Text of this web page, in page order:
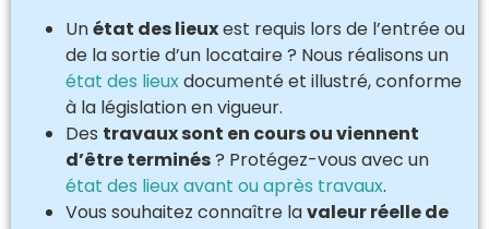
Unétat des lieuxest requis lors de l’entrée ou
de la sortie d’un locataire ? Nous réalisons un
état des lieuxdocumenté et illustré, conforme
à la législation en vigueur.
Des travaux sont en cours ou viennent
d’être terminés? Protégez-vous avec un
état des lieux avant ou après travaux.
Vous souhaitez connaître lavaleur réelle de